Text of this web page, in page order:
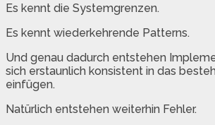
Es kennt die Systemgrenzen.
Es kennt wiederkehrende Patterns.
Und genau dadurch entstehen
sich erstaunlich konsistent in das
einfügen.
Natürlich entstehen weiterhin Fehler.